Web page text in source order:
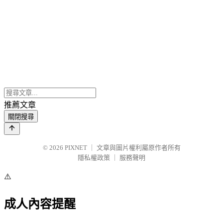
推薦文章
關閉搜尋
© 2026 PIXNET
文章與圖片權利屬原作者所有
隱私權政策
服務聲明
⚠️
成人內容提醒